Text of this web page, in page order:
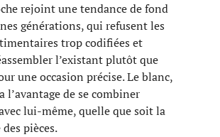
rejoint une tendance de fond
générations, qui refusent les
trop codifiées et
l’existant plutôt que
une occasion précise. Le blanc,
l’avantage de se combiner
lui-même, quelle que soit la
pièces.